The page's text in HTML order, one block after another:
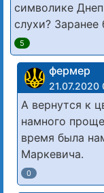
символике
слухи? Заранее
5
фермер
21.07.2020
А вернутся к
намного
время была
Маркевича.
0